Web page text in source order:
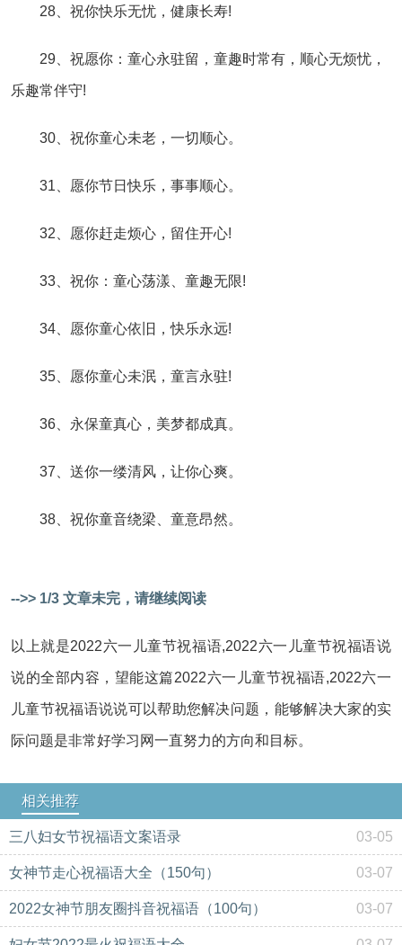
28、祝你快乐无忧，健康长寿!
29、祝愿你：童心永驻留，童趣时常有，顺心无烦忧，
乐趣常伴守!
30、祝你童心未老，一切顺心。
31、愿你节日快乐，事事顺心。
32、愿你赶走烦心，留住开心!
33、祝你：童心荡漾、童趣无限!
34、愿你童心依旧，快乐永远!
35、愿你童心未泯，童言永驻!
36、永保童真心，美梦都成真。
37、送你一缕清风，让你心爽。
38、祝你童音绕梁、童意昂然。
-->> 1/3 文章未完，请继续阅读
以上就是2022六一儿童节祝福语,2022六一儿童节祝福语说
说的全部内容，望能这篇2022六一儿童节祝福语,2022六一
儿童节祝福语说说可以帮助您解决问题，能够解决大家的实
际问题是非常好学习网一直努力的方向和目标。
相关推荐
三八妇女节祝福语文案语录 03-05
女神节走心祝福语大全（150句） 03-07
2022女神节朋友圈抖音祝福语（100句） 03-07